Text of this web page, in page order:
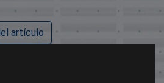
artículo